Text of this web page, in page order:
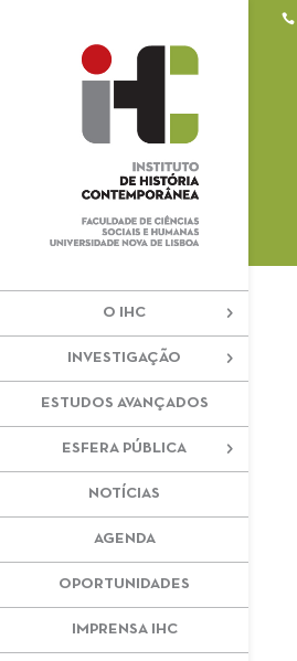
O IHC
INVESTIGAÇÃO
ESTUDOS AVANÇADOS
ESFERA PÚBLICA
NOTÍCIAS
AGENDA
OPORTUNIDADES
IMPRENSA IHC